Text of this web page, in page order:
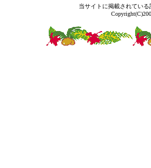
当サイトに掲載されてい
Copyright(C)2004